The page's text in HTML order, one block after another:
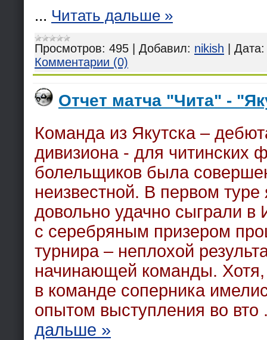
... Читать дальше »
Просмотров: 495 | Добавил: nikish | Дата:
Комментарии (0)
Отчет матча "Чита" -
Команда из Якутска –
дивизиона - для читинских
болельщиков была
неизвестной. В первом туре
довольно удачно сыграли в
с серебряным призером
турнира – неплохой
начинающей команды. Хотя,
в команде соперника
опытом выступления во вто
дальше »